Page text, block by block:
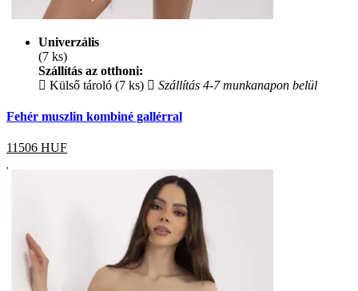
Univerzális
(7 ks)
Szállítás az otthoni:
Külső tároló (7 ks)
Szállítás 4-7 munkanapon belül
Fehér muszlin kombiné gallérral
11506 HUF